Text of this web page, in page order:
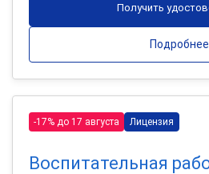
Получить
Подробнее
-17% до 17 августа Лицензия
Воспитательная